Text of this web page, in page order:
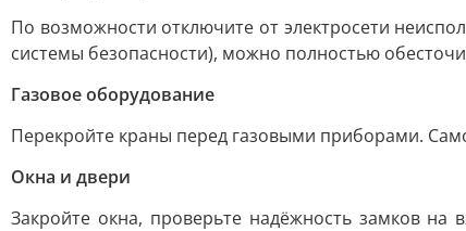
По возможности отключите от электросети
системы безопасности), можно полностью
Газовое оборудование
Перекройте краны перед газовыми приборами.
Окна и двери
Закройте окна, проверьте надёжность замков